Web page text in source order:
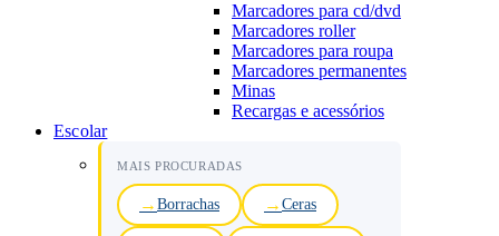
Marcadores para cd/dvd
Marcadores roller
Marcadores para roupa
Marcadores permanentes
Minas
Recargas e acessórios
Escolar
MAIS PROCURADAS
Borrachas Ceras